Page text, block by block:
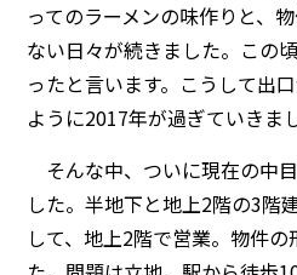
ってのラーメンの味作りと
ない日々が続きました。この
ったと言います。こうして出
ように2017年が過ぎていきま
そんな中、ついに現在の中
した。半地下と地上2階の3階
して、地上2階で営業。物件